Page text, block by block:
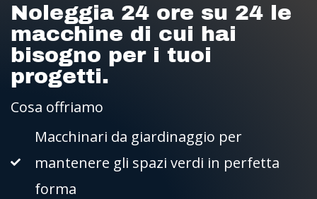
Noleggia 24 ore su 24 le
macchine di cui hai
bisogno per i tuoi
progetti.
Cosa offriamo
Macchinari da giardinaggio per
mantenere gli spazi verdi in perfetta
forma